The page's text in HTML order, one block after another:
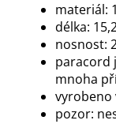
materiál:
délka:
nosnost:
paracord
mnoha
vyrobeno
pozor: